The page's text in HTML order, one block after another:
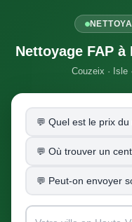
Nettoyage FAP
Couzeix · Isle
Quel est le prix
Où trouver un
Peut-on envoyer